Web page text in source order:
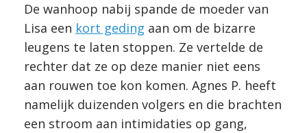
De wanhoop nabij spande de moeder van
Lisa een kort geding aan om de bizarre
leugens te laten stoppen. Ze vertelde de
rechter dat ze op deze manier niet eens
aan rouwen toe kon komen. Agnes P. heeft
namelijk duizenden volgers en die brachten
een stroom aan intimidaties op gang,